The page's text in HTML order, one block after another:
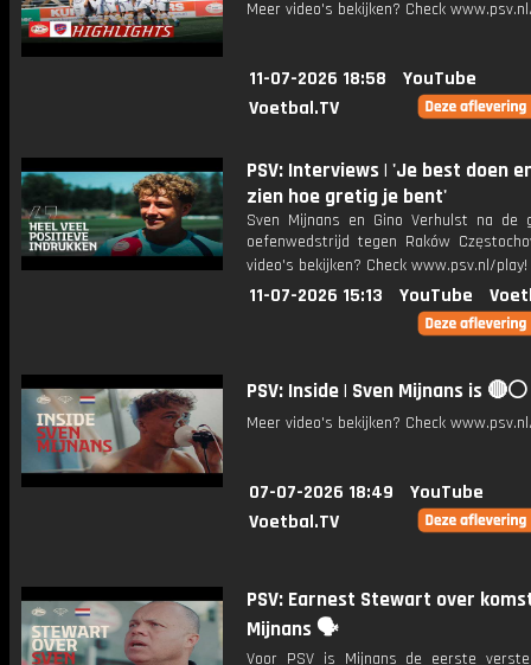
Meer video's bekijken? Check
11-07-2026 18:58
YouTube
Voetbal.TV
PSV: Interviews | 'Je best doen
zien hoe gretig je bent'
Sven Mijnans en Gino Verhulst na de
oefenwedstrijd tegen Raków
video's bekijken? Check www.psv.nl/
11-07-2026 15:13 YouTube
PSV: Inside | Sven Mijnans is 🔴⚪️
Meer video's bekijken? Check
07-07-2026 18:49
YouTube
Voetbal.TV
PSV: Earnest Stewart over
Mijnans 🗣️
Voor PSV is Mijnans de eerste